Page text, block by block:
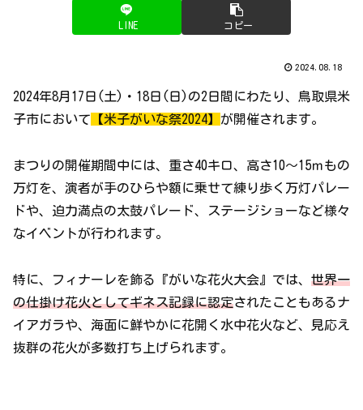
LINE コピー
2024.08.18
2024年8月17日(土)・18日(日)の2日間にわたり、鳥取県米
子市において 【米子がいな祭2024】 が開催されます。
まつりの開催期間中には、重さ40キロ、高さ10～15ｍもの
万灯を、演者が手のひらや額に乗せて練り歩く万灯パレー
ドや、迫力満点の太鼓パレード、ステージショーなど様々
なイベントが行われます。
特に、フィナーレを飾る『がいな花火大会』では、 世界一
の仕掛け花火としてギネス記録に認定されたこともあるナ
イアガラや、海面に鮮やかに花開く水中花火など、見応え
抜群の花火が多数打ち上げられます。